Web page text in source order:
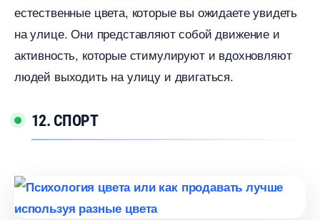
естественные цвета, которые вы ожидаете увидеть
на улице. Они представляют собой движение и
активность, которые стимулируют и вдохновляют
людей выходить на улицу и двигаться.
12. СПОРТ